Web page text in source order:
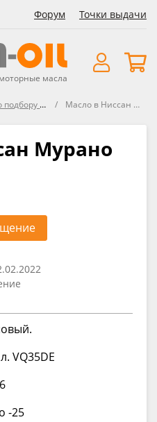
Форум Точки выдачи
масла
в Nissan Масло в Ниссан Мурано Z52
Мурано
VQ35DE
-25